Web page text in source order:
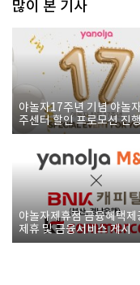
많이 본 기사
야놀자17주년 기념 야놀
주센터 할인 프로모션 진
야놀자제휴점 금융혜택제
제휴 및 금융서비스 게시